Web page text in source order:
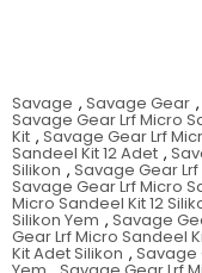
Savage , Savage Gear ,
Savage Gear Lrf Micro
Kit , Savage Gear Lrf
Sandeel Kit 12 Adet ,
Silikon , Savage Gear
Savage Gear Lrf Micro
Micro Sandeel Kit 12
Silikon Yem , Savage
Gear Lrf Micro Sandeel
Kit Adet Silikon , Savage